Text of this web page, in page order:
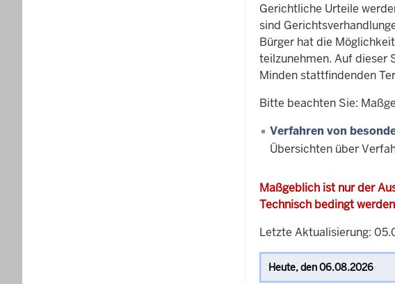
Gerichtliche Urteile
sind
Bürger hat die
teilzunehmen. Auf dieser
Minden stattfindenden
Bitte beachten Sie:
Verfahren von
Übersichten über
Maßgeblich ist nur der
Technisch bedingt
Letzte Aktualisierung: